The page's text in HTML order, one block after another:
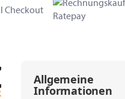
Allgemeine
Informationen